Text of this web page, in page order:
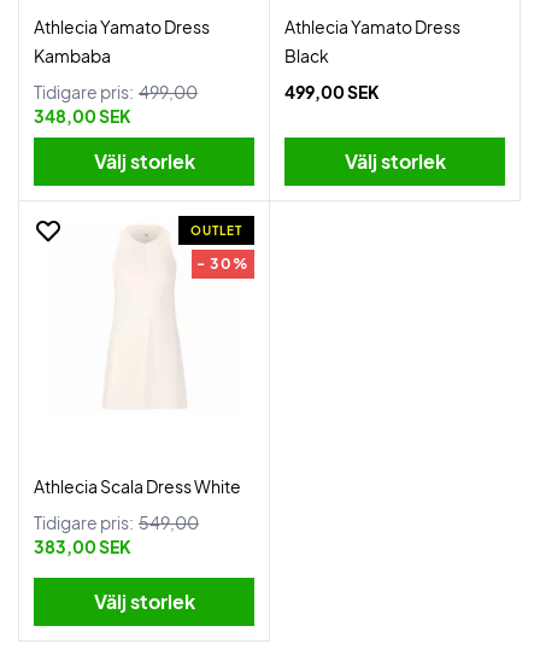
Athlecia Yamato Dress
Kambaba
Tidigare pris: 499,00
348,00 SEK
Välj storlek
Athlecia Yamato Dress
Black
499,00 SEK
Välj storlek
OUTLET
- 30%
Athlecia Scala Dress White
Tidigare pris: 549,00
383,00 SEK
Välj storlek